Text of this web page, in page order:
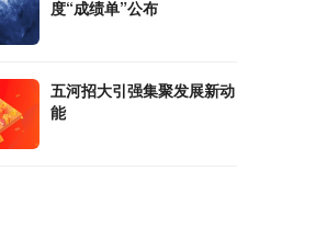
度“成绩单”公布
五河招大引强集聚发展新动
能